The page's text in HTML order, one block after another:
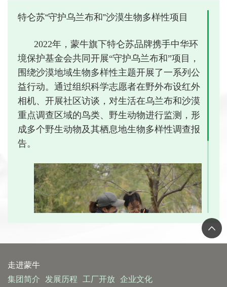
蒙牛秉承
“生态优先、绿色发展”的发展理
念，大力倡导生态牧场建设，积极推动牧场
循环利用自然资源，探索并实践可再生农
业。鼓励牧场升级节水系统、减少燃煤锅
炉、使用清洁能源。截至 2022 年底，蒙牛推
动合作牧场完成牧场节水改造工作 60 余项，
减少燃煤锅炉 40 余个，新增清洁能源项目 35
个。
特仑苏“守护乌兰布和”沙漠生物多样性项目
2022年，蒙牛旗下特仑苏品牌携手中华环
境保护基金会共同开展“守护乌兰布和”项目，
围绕沙漠地域生物多样性主题开展了一系列公
益行动。通过组织科学志愿者在野外布设红外
相机、开展社区访谈，对生活在乌兰布和沙漠
重点调查区域的鸟类、野生动物进行监测，形
成多个野生动物及其栖息地生物多样性调查报
告。
走进蒙牛
集团简介
发展历程 工厂开放 企业文化